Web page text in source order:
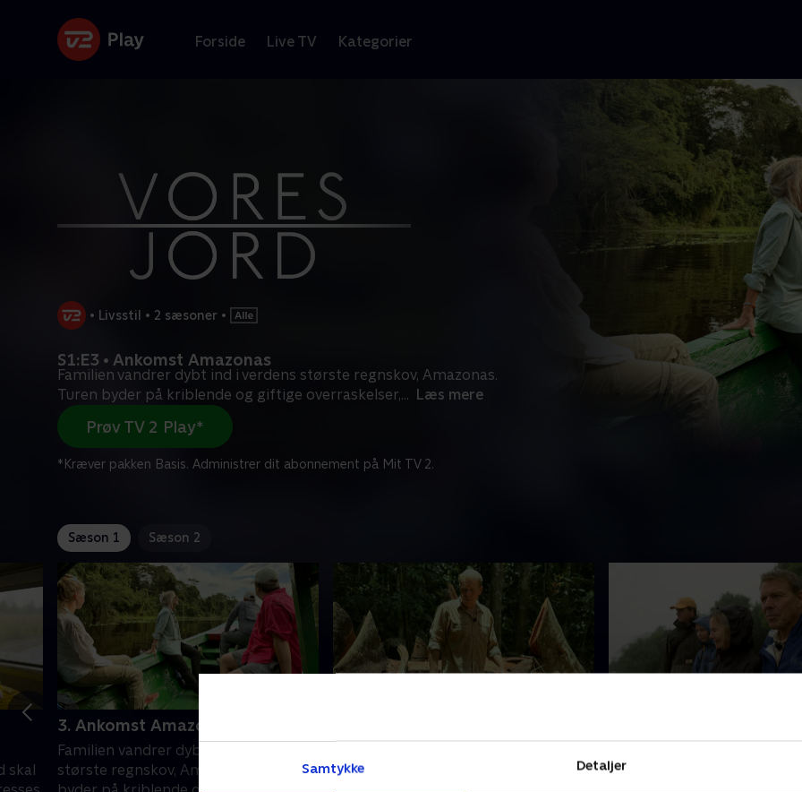
Samtykke Detaljer
Forside Live TV Kategorier
• Livsstil • 2 sæsoner •
S1:E3 • Ankomst Amazonas
Familien vandrer dybt ind i verdens største regnskov, Amazonas.
Turen byder på kriblende og giftige overraskelser,... Læs mere
Prøv TV 2 Play*
*Kræver pakken Basis. Administrer dit abonnement på Mit TV 2.
Sæson 1 Sæson 2
skal
3. Ankomst Amazonas
Familien vandrer dybt ind i verdens
største regnskov, Amazonas. Turen
og Madeleine rejser til karneval i
først besøger en mytisk by